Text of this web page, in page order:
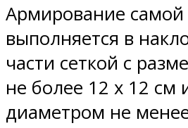
Армирование самой
выполняется в
части сеткой с
не более 12 х 12 см
диаметром не